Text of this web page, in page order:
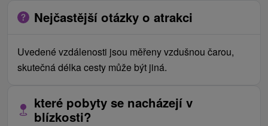
Nejčastější otázky o atrakci
Uvedené vzdálenosti jsou měřeny vzdušnou čarou,
skutečná délka cesty může být jiná.
které pobyty se nacházejí v
blízkosti?